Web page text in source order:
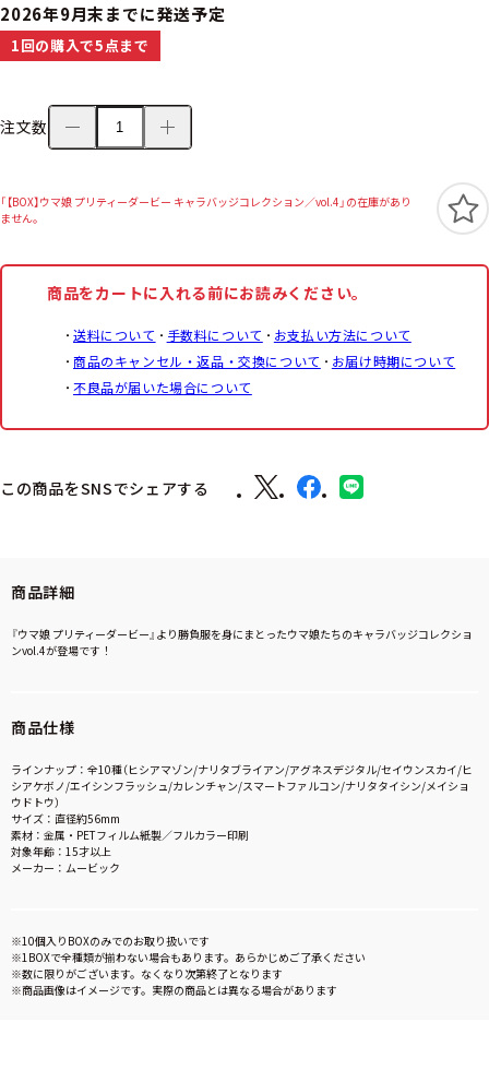
2026年9月末までに発送予定
1回の購入で5点まで
注文数
「【BOX】ウマ娘 プリティーダービー キャラバッジコレクション／vol.4」の在庫があり
ません。
商品をカートに入れる前にお読みください。
送料について 手数料について
お支払い方法について
商品のキャンセル・返品・交換について
お届け時期について
不良品が届いた場合について
この商品をSNSでシェアする
商品詳細
『ウマ娘 プリティーダービー』より勝負服を身にまとったウマ娘たちのキャラバッジコレクショ
ンvol.4が登場です！
商品仕様
ラインナップ：全10種（ヒシアマゾン/ナリタブライアン/アグネスデジタル/セイウンスカイ/ヒ
シアケボノ/エイシンフラッシュ/カレンチャン/スマートファルコン/ナリタタイシン/メイショ
ウドトウ）
サイズ：直径約56mm
素材：金属・PETフィルム紙製／フルカラー印刷
対象年齢：15才以上
メーカー：ムービック
※10個入りBOXのみでのお取り扱いです
※1BOXで全種類が揃わない場合もあります。あらかじめご了承ください
※数に限りがございます。なくなり次第終了となります
※商品画像はイメージです。実際の商品とは異なる場合があります